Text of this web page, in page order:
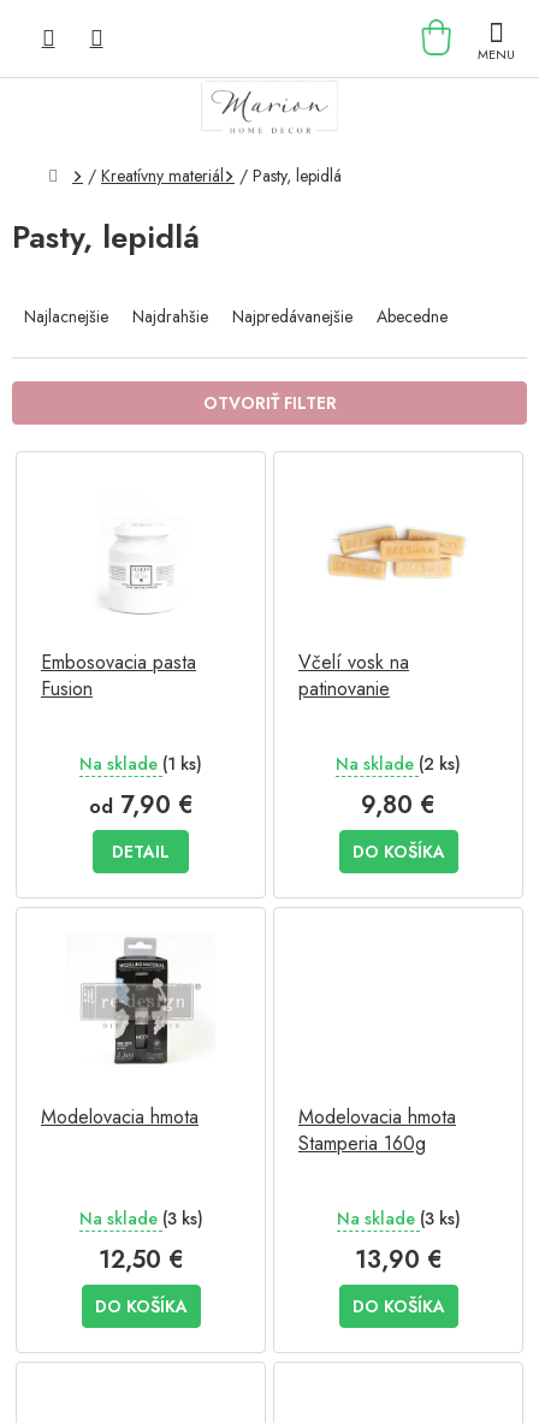
KOŠÍK
Domov
/ Kreatívny materiál / Pasty, lepidlá
Pasty, lepidlá
e
n
i
e
Najlacnejšie Najdrahšie Najpredávanejšie Abecedne
OTVORIŤ FILTER
V
Embosovacia pasta
Fusion
Na sklade (1 ks)
od 7,90 €
DETAIL
Včelí vosk na
patinovanie
Na sklade (2 ks)
9,80 €
DO KOŠÍKA
Modelovacia hmota
Na sklade (3 ks)
12,50 €
DO KOŠÍKA
Modelovacia hmota
Stamperia 160g
Na sklade (3 ks)
13,90 €
DO KOŠÍKA